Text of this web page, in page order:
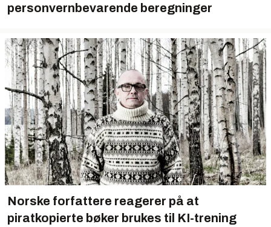
personvernbevarende beregninger
Norske forfattere reagerer på at
piratkopierte bøker brukes til KI-trening